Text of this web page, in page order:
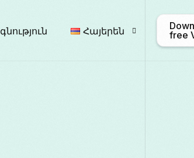
Հայերեն
free